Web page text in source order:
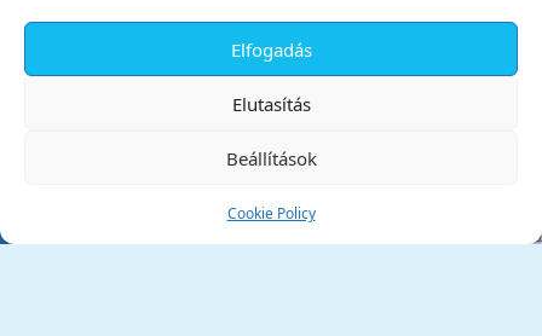
Elfogadás
Elutasítás
Beállítások
Cookie Policy
Tata Város Önkormányzata
✕